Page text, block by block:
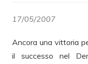
17/05/2007
Ancora una vittoria
il successo nel